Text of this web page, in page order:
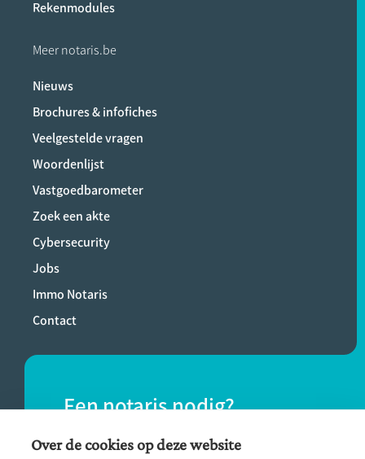
Rekenmodules
Meer notaris.be
Nieuws
Brochures & infofiches
Veelgestelde vragen
Woordenlijst
Vastgoedbarometer
Zoek een akte
Cybersecurity
Jobs
Immo Notaris
Contact
Een notaris nodig?
Vind eenvoudig een notaris bij jou in de
Over de cookies op deze website